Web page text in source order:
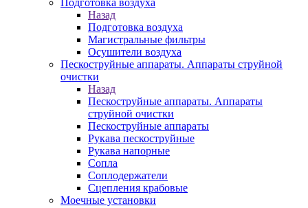
Подготовка воздуха
Назад
Подготовка воздуха
Магистральные фильтры
Осушители воздуха
Пескоструйные аппараты. Аппараты струйной
очистки
Назад
Пескоструйные аппараты. Аппараты
струйной очистки
Пескоструйные аппараты
Рукава пескоструйные
Рукава напорные
Сопла
Соплодержатели
Сцепления крабовые
Моечные установки